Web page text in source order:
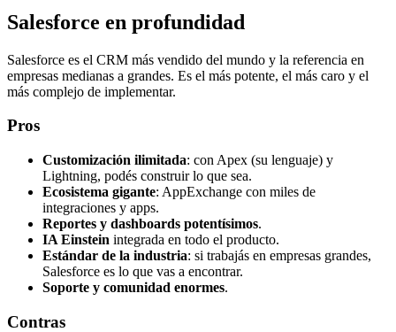
Salesforce en profundidad
Salesforce es el CRM más vendido del mundo y la referencia en
empresas medianas a grandes. Es el más potente, el más caro y el
más complejo de implementar.
Pros
Customización ilimitada: con Apex (su lenguaje) y
Lightning, podés construir lo que sea.
Ecosistema gigante: AppExchange con miles de
integraciones y apps.
Reportes y dashboards potentísimos.
IA Einstein integrada en todo el producto.
Estándar de la industria: si trabajás en empresas grandes,
Salesforce es lo que vas a encontrar.
Soporte y comunidad enormes.
Contras